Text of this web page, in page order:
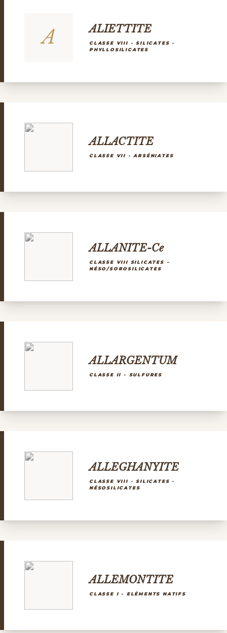
A ALIETTITE
CLASSE VIII - SILICATES -
PHYLLOSILICATES
ALLACTITE
CLASSE VII - ARSÉNIATES
ALLANITE-Ce
CLASSE VIII SILICATES –
NÉSO/SOROSILICATES
ALLARGENTUM
CLASSE II - SULFURES
ALLEGHANYITE
CLASSE VIII - SILICATES -
NÉSOSILICATES
ALLEMONTITE
CLASSE I - ELÉMENTS NATIFS